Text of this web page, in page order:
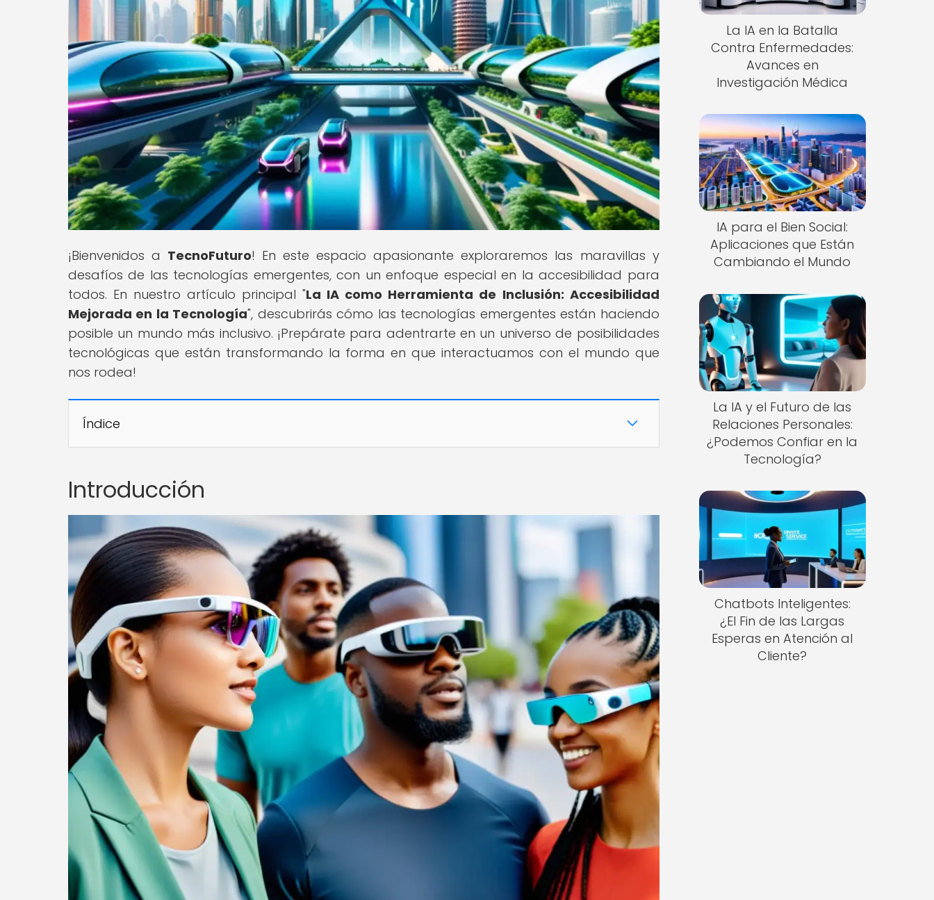
¡Bienvenidos a TecnoFuturo! En este espacio apasionante exploraremos las maravillas y
desafíos de las tecnologías emergentes, con un enfoque especial en la accesibilidad para
todos. En nuestro artículo principal "La IA como Herramienta de Inclusión: Accesibilidad
Mejorada en la Tecnología", descubrirás cómo las tecnologías emergentes están haciendo
posible un mundo más inclusivo. ¡Prepárate para adentrarte en un universo de posibilidades
tecnológicas que están transformando la forma en que interactuamos con el mundo que
nos rodea!
Índice
Introducción
La IA en la Batalla
Contra Enfermedades:
Avances en
Investigación Médica
IA para el Bien Social:
Aplicaciones que Están
Cambiando el Mundo
La IA y el Futuro de las
Relaciones Personales:
¿Podemos Confiar en la
Tecnología?
Chatbots Inteligentes:
¿El Fin de las Largas
Esperas en Atención al
Cliente?